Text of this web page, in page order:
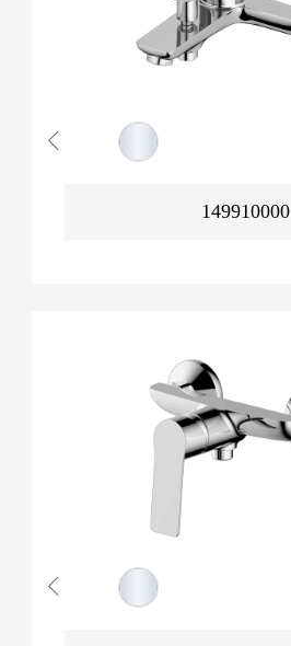
149910000